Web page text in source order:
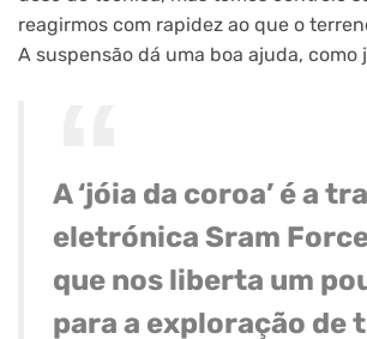
reagirmos com rapidez ao que o
A suspensão dá uma boa ajuda, como
A ‘jóia da coroa’ é a
eletrónica Sram Force
que nos liberta um
para a exploração de